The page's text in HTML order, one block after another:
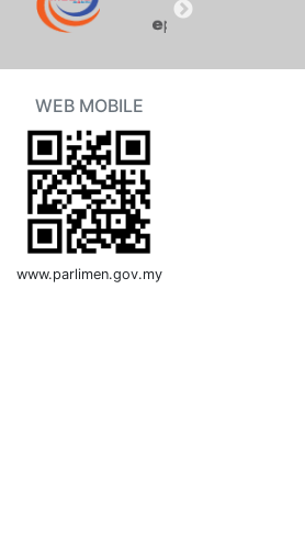
WEB MOBILE
www.parlimen.gov.my